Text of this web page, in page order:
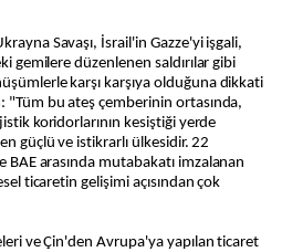
Savaşı, İsrail'in Gazze'yi işgali,
gemilere düzenlenen saldırılar gibi
karşı karşıya olduğuna dikkati
bu ateş çemberinin ortasında,
koridorlarının kesiştiği yerde
güçlü ve istikrarlı ülkesidir. 22
arasında mutabakatı imzalanan
ticaretin gelişimi açısından çok
ve Çin'den Avrupa'ya yapılan ticaret